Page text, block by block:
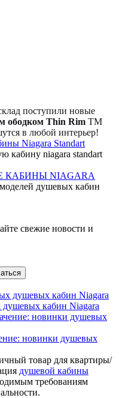
поступили новые
ободком Thin Rim TM
в любой интерьер!
Niagara Standart
кабину niagara standart
NIAGARA
душевых кабин
свежие новости и
кабин Niagara
новинки душевых
товар для квартиры/
душевой кабины
требованиям